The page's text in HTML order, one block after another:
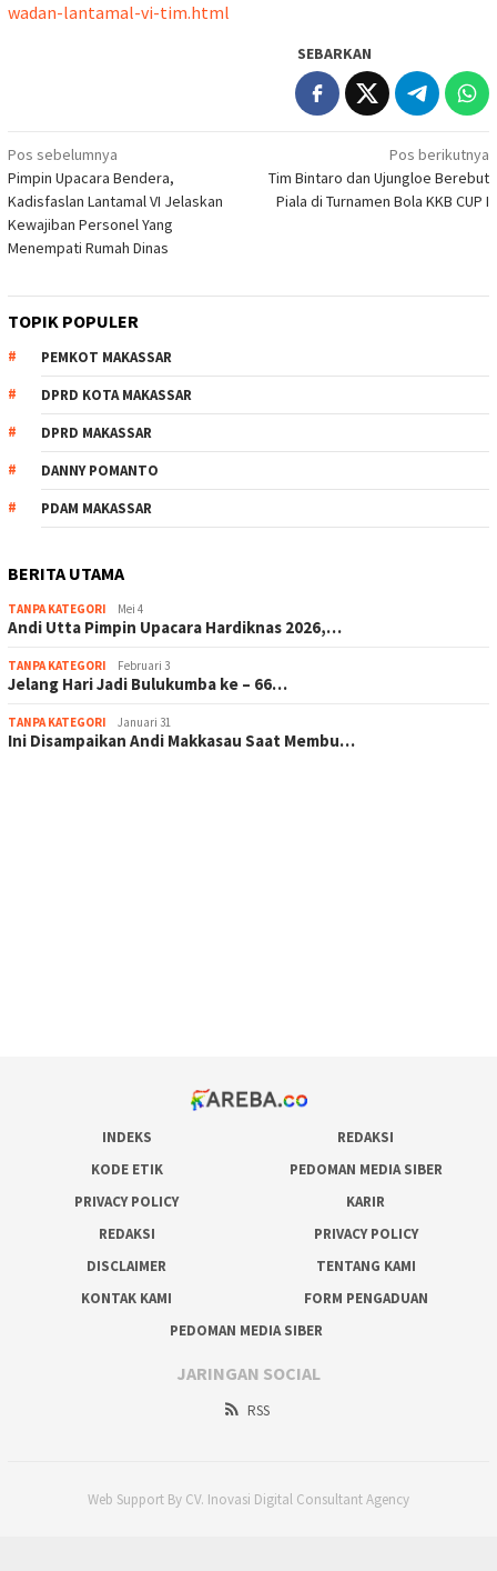
wadan-lantamal-vi-tim.html
SEBARKAN
Navigasi
pos
Pos sebelumnya
Pimpin Upacara Bendera,
Kadisfaslan Lantamal VI Jelaskan
Kewajiban Personel Yang
Menempati Rumah Dinas
Pos berikutnya
Tim Bintaro dan Ujungloe Berebut
Piala di Turnamen Bola KKB CUP I
TOPIK POPULER
PEMKOT MAKASSAR
DPRD KOTA MAKASSAR
DPRD MAKASSAR
DANNY POMANTO
PDAM MAKASSAR
BERITA UTAMA
TANPA KATEGORI Mei 4
Andi Utta Pimpin Upacara Hardiknas 2026,…
TANPA KATEGORI Februari 3
Jelang Hari Jadi Bulukumba ke – 66…
TANPA KATEGORI Januari 31
Ini Disampaikan Andi Makkasau Saat Membu…
INDEKS
REDAKSI
KODE ETIK
PEDOMAN MEDIA SIBER
PRIVACY POLICY
KARIR
REDAKSI
PRIVACY POLICY
DISCLAIMER
TENTANG KAMI
KONTAK KAMI
FORM PENGADUAN
PEDOMAN MEDIA SIBER
JARINGAN SOCIAL
RSS
Web Support By CV. Inovasi Digital Consultant Agency